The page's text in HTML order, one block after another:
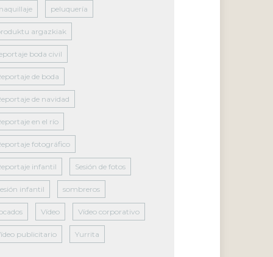
peluquería
argazkiak
boda civil
de boda
de navidad
en el río
fotográfico
infantil Sesión de fotos
infantil sombreros
Vídeo Vídeo corporativo
publicitario Yurrita